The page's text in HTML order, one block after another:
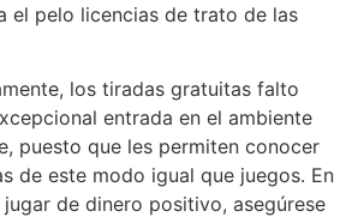
el pelo licencias de trato de las
los tiradas gratuitas falto
entrada en el ambiente
puesto que les permiten conocer
de este modo­ igual que juegos. En
de dinero positivo, asegúrese